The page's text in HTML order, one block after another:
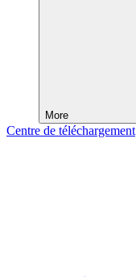
More
Centre de téléchargement